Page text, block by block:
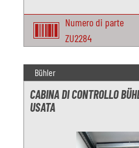
Numero di parte
ZU2284
Bühler
CABINA DI CONTROLLO
USATA